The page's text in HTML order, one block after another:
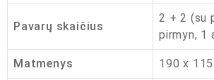
Pavarų skaičius
2 + 2 (su
pirmyn, 1
Matmenys 190 x